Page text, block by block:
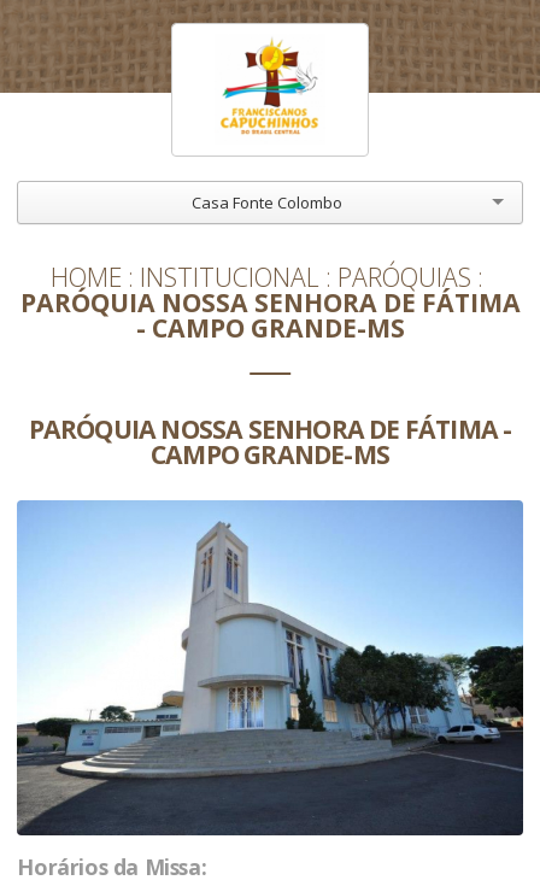
Casa Fonte Colombo
HOME INSTITUCIONAL PARÓQUIAS
PARÓQUIA NOSSA SENHORA DE FÁTIMA
- CAMPO GRANDE-MS
PARÓQUIA NOSSA SENHORA DE FÁTIMA -
CAMPO GRANDE-MS
Horários da Missa: